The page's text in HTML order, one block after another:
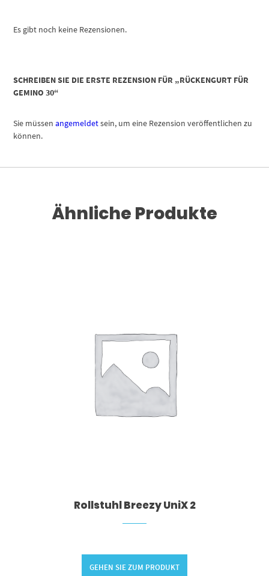
Es gibt noch keine Rezensionen.
SCHREIBEN SIE DIE ERSTE REZENSION FÜR „RÜCKENGURT FÜR
GEMINO 30“
Sie müssenangemeldetsein, um eine Rezension veröffentlichen zu
können.
Ähnliche Produkte
Rollstuhl Breezy UniX 2
GEHEN SIE ZUM PRODUKT